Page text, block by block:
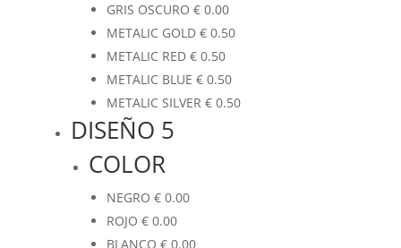
GRIS OSCURO €0.00
METALIC GOLD €0.50
METALIC RED €0.50
METALIC BLUE €0.50
METALIC SILVER €0.50
DISEÑO 5
COLOR
NEGRO €0.00
ROJO €0.00
BLANCO €0.00